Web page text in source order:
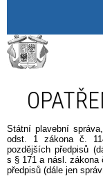
Státní plavební
odst. 1 zákona č.
pozdějších předpisů
s § 171 a násl. zákona
předpisů (dále jen